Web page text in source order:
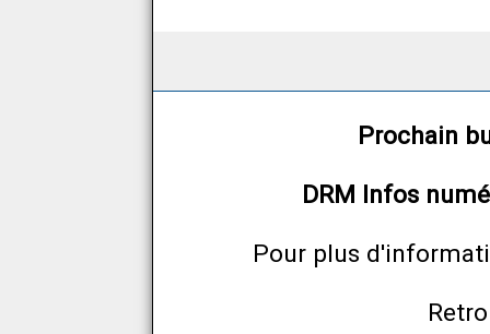
Prochain
DRM Infos
Pour plus